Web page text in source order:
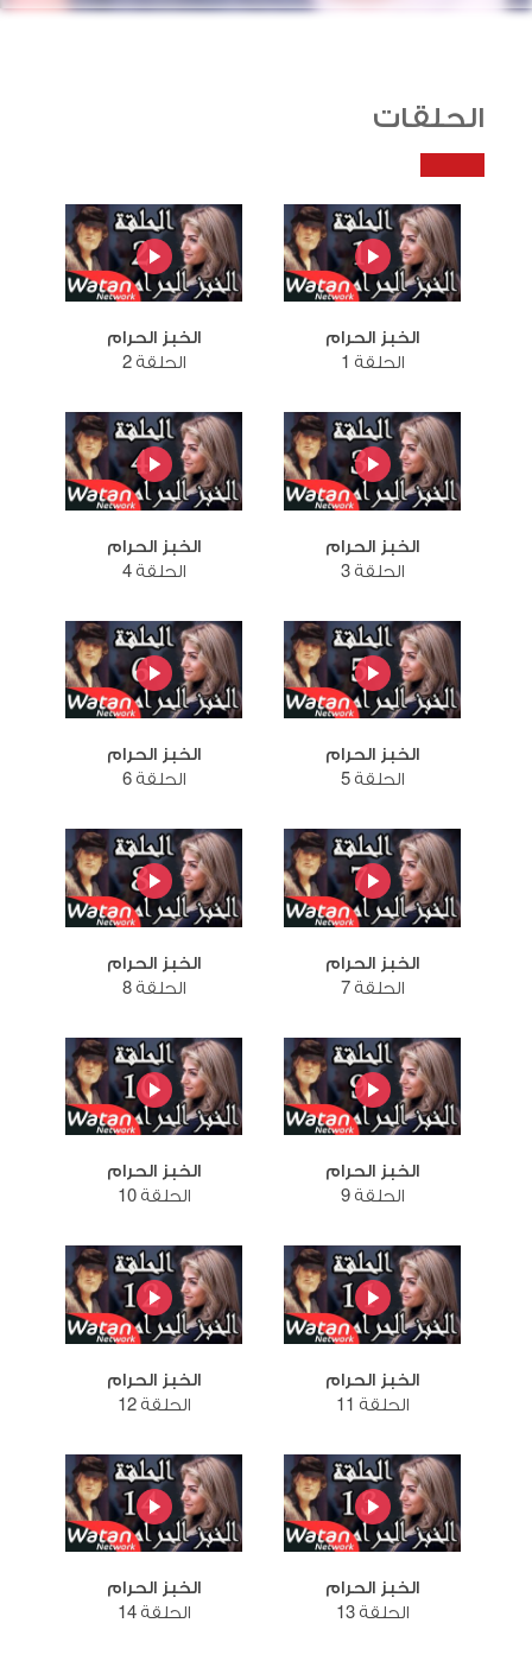
الحلقات
الخبز الحرام
الحلقة 1
الخبز الحرام
الحلقة 2
الخبز الحرام
الحلقة 3
الخبز الحرام
الحلقة 4
الخبز الحرام
الحلقة 5
الخبز الحرام
الحلقة 6
الخبز الحرام
الحلقة 7
الخبز الحرام
الحلقة 8
الخبز الحرام
الحلقة 9
الخبز الحرام
الحلقة 10
الخبز الحرام
الحلقة 11
الخبز الحرام
الحلقة 12
الخبز الحرام
الحلقة 13
الخبز الحرام
الحلقة 14